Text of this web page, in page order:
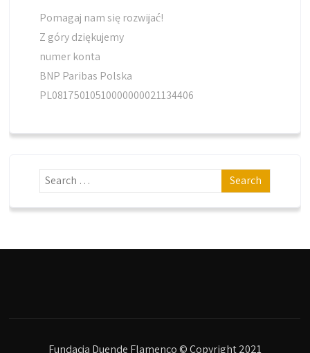
Pomagaj nam się rozwijać!
Z góry dziękujemy
numer konta
BNP Paribas Polska
PL08175010510000000021134406
Fundacja Duende Flamenco © Copyright 2021